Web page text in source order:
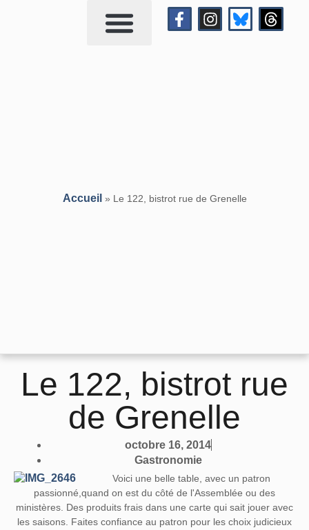
Accueil » Le 122, bistrot rue de Grenelle
Le 122, bistrot rue
de Grenelle
octobre 16, 2014
Gastronomie
Voici une belle table, avec un patron
passionné,quand on est du côté de l'Assemblée ou des
ministères. Des produits frais dans une carte qui sait jouer avec
les saisons. Faites confiance au patron pour les choix judicieux